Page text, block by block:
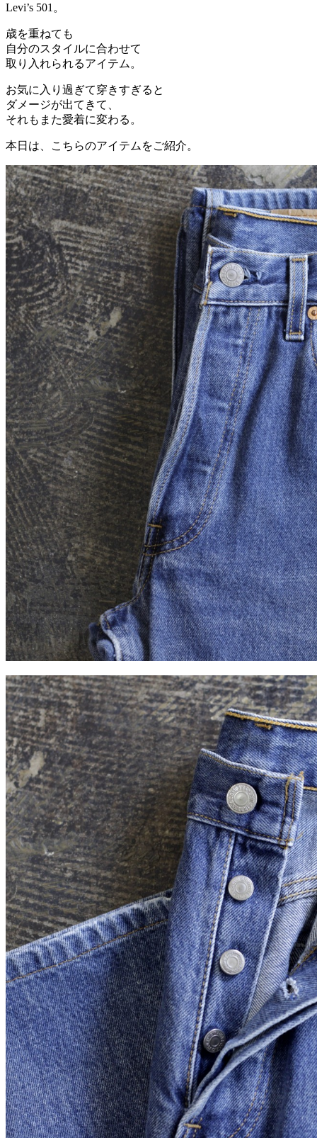
Levi’s 501。
歳を重ねても
自分のスタイルに合わせて
取り入れられるアイテム。
お気に入り過ぎて穿きすぎると
ダメージが出てきて、
それもまた愛着に変わる。
本日は、こちらのアイテムをご紹介。